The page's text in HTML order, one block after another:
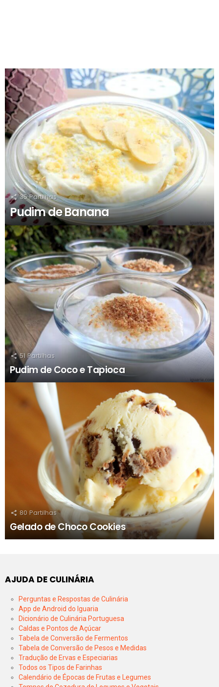
RECOMENDADOS
35 Partilhas
Pudim de Banana
51 Partilhas
Pudim de Coco e Tapioca
80 Partilhas
Gelado de Choco Cookies
AJUDA DE CULINÁRIA
Perguntas e Respostas de Culinária
App de Android do Iguaria
Dicionário de Culinária Portuguesa
Caldas e Pontos de Açúcar
Tabela de Conversão de Fermentos
Tabela de Conversão de Pesos e Medidas
Tradução de Ervas e Especiarias
Todos os Tipos de Farinhas
Calendário de Épocas de Frutas e Legumes